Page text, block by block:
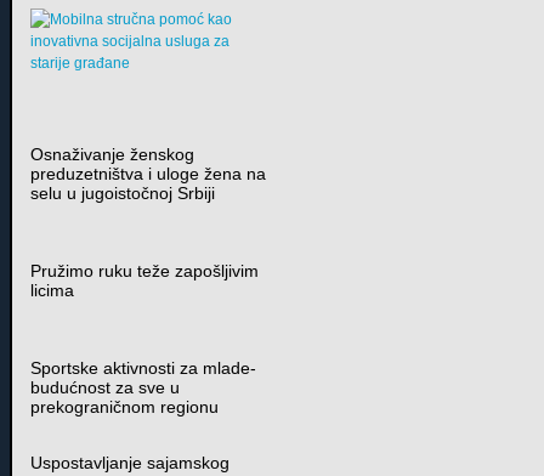
Osnaživanje ženskog
preduzetništva i uloge žena na
selu u jugoistočnoj Srbiji
Pružimo ruku teže zapošljivim
licima
Sportske aktivnosti za mlade-
budućnost za sve u
prekograničnom regionu
Uspostavljanje sajamskog